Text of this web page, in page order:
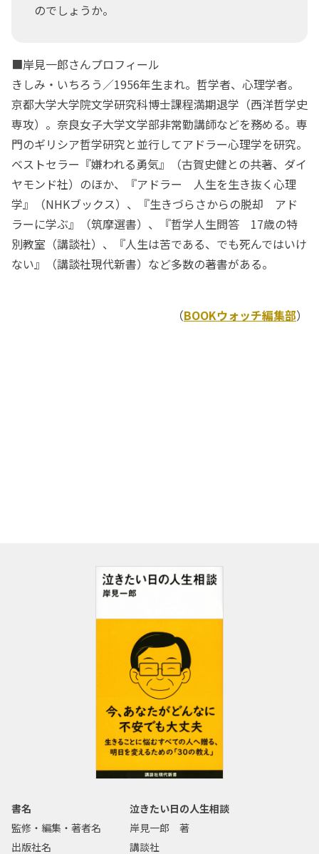
のでしょうか。
■岸見一郎さんプロフィール
きしみ・いちろう／1956年生まれ。哲学者、心理学者。
京都大学大学院文学研究科博士課程満期退学（西洋哲学史
専攻）。奈良女子大学文学部非常勤講師などを務める。専
門のギリシア哲学研究と並行してアドラー心理学を研究。
ベストセラー『嫌われる勇気』（古賀史健との共著、ダイ
ヤモンド社）のほか、『アドラー 人生を生き抜く心理
学』（NHKブックス）、『生きづらさからの脱却 アド
ラーに学ぶ』（筑摩選書）、『哲学人生問答 17歳の特
別教室（講談社）、『人生は苦である、でも死んではいけ
ない』（講談社現代新書）など多数の著書がある。
（BOOKウォッチ編集部）
書名
泣きたい日の人生相談
監修・編集・著者名
岸見一郎 著
出版社名
講談社